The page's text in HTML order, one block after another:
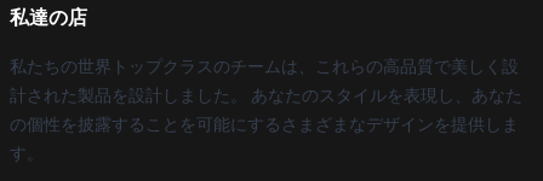
私達の店
私たちの世界トップクラスのチームは、これらの高品質で美しく設
計された製品を設計しました。 あなたのスタイルを表現し、あなた
の個性を披露することを可能にするさまざまなデザインを提供しま
す。